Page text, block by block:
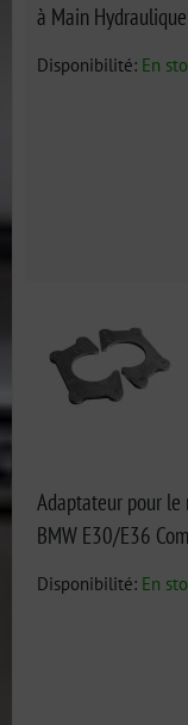
à Main
Disponibilité: En
Adaptateur pour le
BMW E30/E36
Disponibilité: En